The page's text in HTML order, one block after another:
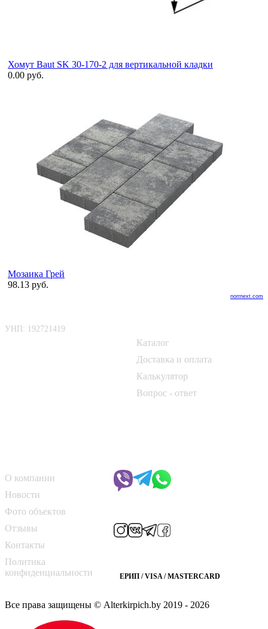
Хомут Baut SK 30-170-2 для вертикальной кладки
0.00 руб.
Мозаика Грей
98.13 руб.
norrnext.com
УНП: 192721419
Каталог
Доставка и оплата
Калькулятор
Вопрос - ответ
О компании
Новости
Фото объектов
Отзывы
Контакты
Политика
конфиденциальности
ЕРИП / VISA / MASTERCARD
Все права защищены © Alterkirpich.by 2019 - 2026